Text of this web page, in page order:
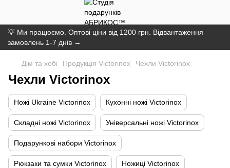
💡 Ми працюємо. Оптові ціни від 1200 грн. Відвантаження
замовлень 1-7 днів →
Дім та хобі Продукція Victorinox Чехли Victorinox
Чехли Victorinox
Ножі Ukraine Victorinox Кухонні ножі Victorinox
Складні ножі Victorinox Універсальні ножі Victorinox
Подарункові набори Victorinox
Рюкзаки та сумки Victorinox Ножиці Victorinox